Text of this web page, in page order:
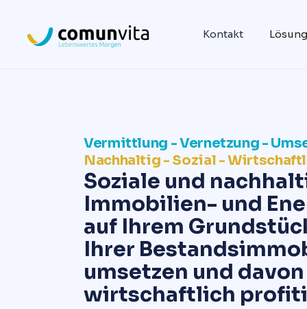
Kontakt
Vermittlung - Vernetzung -
Nachhaltig - Sozial -
Soziale und
Immobilien- und
auf Ihrem
Ihrer
umsetzen und davon
wirtschaftlich